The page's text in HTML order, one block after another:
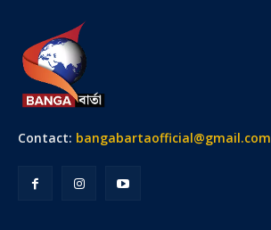
Contact: bangabartaofficial@gmail.com